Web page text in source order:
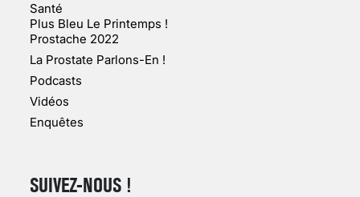
Santé
Plus Bleu Le Printemps !
Prostache 2022
La Prostate Parlons-En !
Podcasts
Vidéos
Enquêtes
SUIVEZ-NOUS !